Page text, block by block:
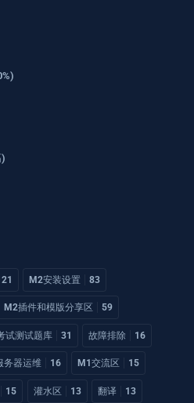
M2安装设置 83
M2插件和模版分享区 59
试测试题库 31 故障排除 16
务器运维 16 M1交流区 15
15 灌水区 13 翻译 13